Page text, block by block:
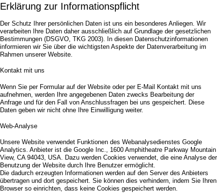
Erklärung zur Informationspflicht
Der Schutz Ihrer persönlichen Daten ist uns ein besonderes Anliegen. Wir
verarbeiten Ihre Daten daher ausschließlich auf Grundlage der gesetzlichen
Bestimmungen (DSGVO, TKG 2003). In diesen Datenschutzinformationen
informieren wir Sie über die wichtigsten Aspekte der Datenverarbeitung im
Rahmen unserer Website.
Kontakt mit uns
Wenn Sie per Formular auf der Website oder per E-Mail Kontakt mit uns
aufnehmen, werden Ihre angegebenen Daten zwecks Bearbeitung der
Anfrage und für den Fall von Anschlussfragen bei uns gespeichert. Diese
Daten geben wir nicht ohne Ihre Einwilligung weiter.
Web-Analyse
Unsere Website verwendet Funktionen des Webanalysedienstes Google
Analytics. Anbieter ist die Google Inc., 1600 Amphitheatre Parkway Mountain
View, CA 94043, USA. Dazu werden Cookies verwendet, die eine Analyse der
Benutzung der Website durch Ihre Benutzer ermöglicht.
Die dadurch erzeugten Informationen werden auf den Server des Anbieters
übertragen und dort gespeichert. Sie können dies verhindern, indem Sie Ihren
Browser so einrichten, dass keine Cookies gespeichert werden.